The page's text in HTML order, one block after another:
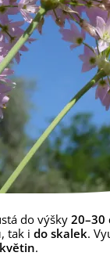
do výšky20–30
, tak i do skalek.
.